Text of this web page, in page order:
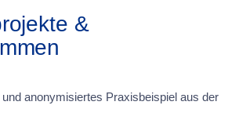
&
anonymisiertes Praxisbeispiel aus der